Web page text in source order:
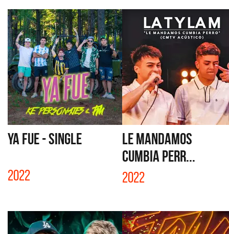
YA FUE - SINGLE
2022
LE MANDAMOS
CUMBIA PERR...
2022